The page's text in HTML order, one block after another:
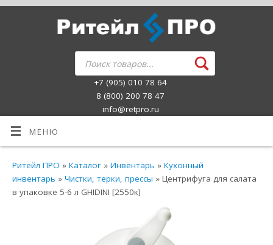
+7 (905) 010 78 64
8 (800) 200 78 47
info@retpro.ru
МЕНЮ
Ритейл ПРО »Каталог »Инвентарь »Кухонный
инвентарь »Чистки, терки, прессы » Центрифуга для салата
в упаковке 5-6 л GHIDINI [2550к]